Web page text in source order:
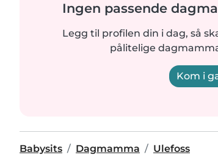
Ingen passende
Legg til profilen din i dag, så
pålitelige
Kom i
Babysits Dagmamma Ulefoss